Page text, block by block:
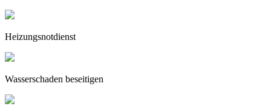
Heizungsnotdienst
Wasserschaden beseitigen